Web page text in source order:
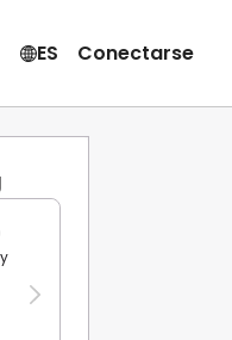
ES Conectarse